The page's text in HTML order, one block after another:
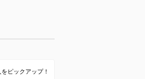
ピックアップ！